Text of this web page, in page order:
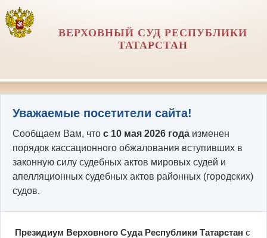
ВЕРХОВНЫЙ СУД РЕСПУБЛИКИ
ТАТАРСТАН
Уважаемые посетители сайта!
Сообщаем Вам, что с 10 мая 2026 года изменен
порядок кассационного обжалования вступивших в
законную силу судебных актов мировых судей и
апелляционных судебных актов районных (городских)
судов.
Президиум Верховного Суда Республики Татарстан с